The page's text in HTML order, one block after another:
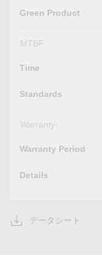
Green Product
MTBF
Time
Standards
Warranty
Warranty Period
Details
データシート